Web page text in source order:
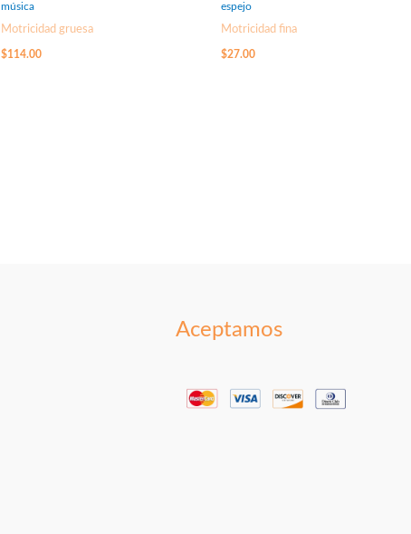
música
Motricidad gruesa
$114.00
espejo
Motricidad fina
$27.00
Aceptamos